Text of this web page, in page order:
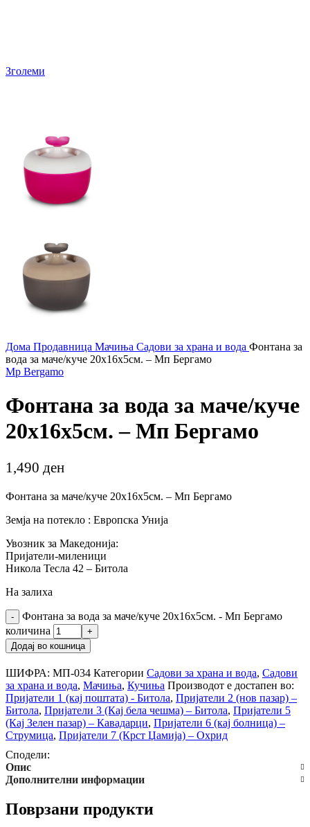
Зголеми
Дома Продавница Мачиња Садови за храна и вода Фонтана за
вода за маче/куче 20х16х5см. – Мп Бергамо
Mp Bergamo
Фонтана за вода за маче/куче
20х16х5см. – Мп Бергамо
1,490 ден
Фонтана за маче/куче 20х16х5см. – Мп Бергамо
Земја на потекло : Европска Унија
Увозник за Македонија:
Пријатели-миленици
Никола Тесла 42 – Битола
На залиха
Фонтана за вода за маче/куче 20х16х5см. - Мп Бергамо
количина
Додај во кошница
ШИФРА: МП-034 Категории Садови за храна и вода, Садови
за храна и вода, Мачиња, Кучиња Производот е достапен во:
Пријатели 1 (кај поштата) - Битола, Пријатели 2 (нов пазар) –
Битола, Пријатели 3 (Кај бела чешма) – Битола, Пријатели 5
(Кај Зелен пазар) – Кавадарци, Пријатели 6 (кај болница) –
Струмица, Пријатели 7 (Крст Џамија) – Охрид
Сподели:
Опис
Дополнителни информации
Поврзани продукти